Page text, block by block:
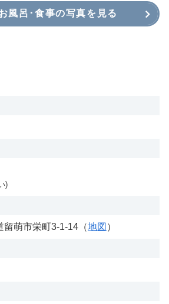
風呂･食事の写真を見る
)
留萌市栄町3-1-14（地図 ）